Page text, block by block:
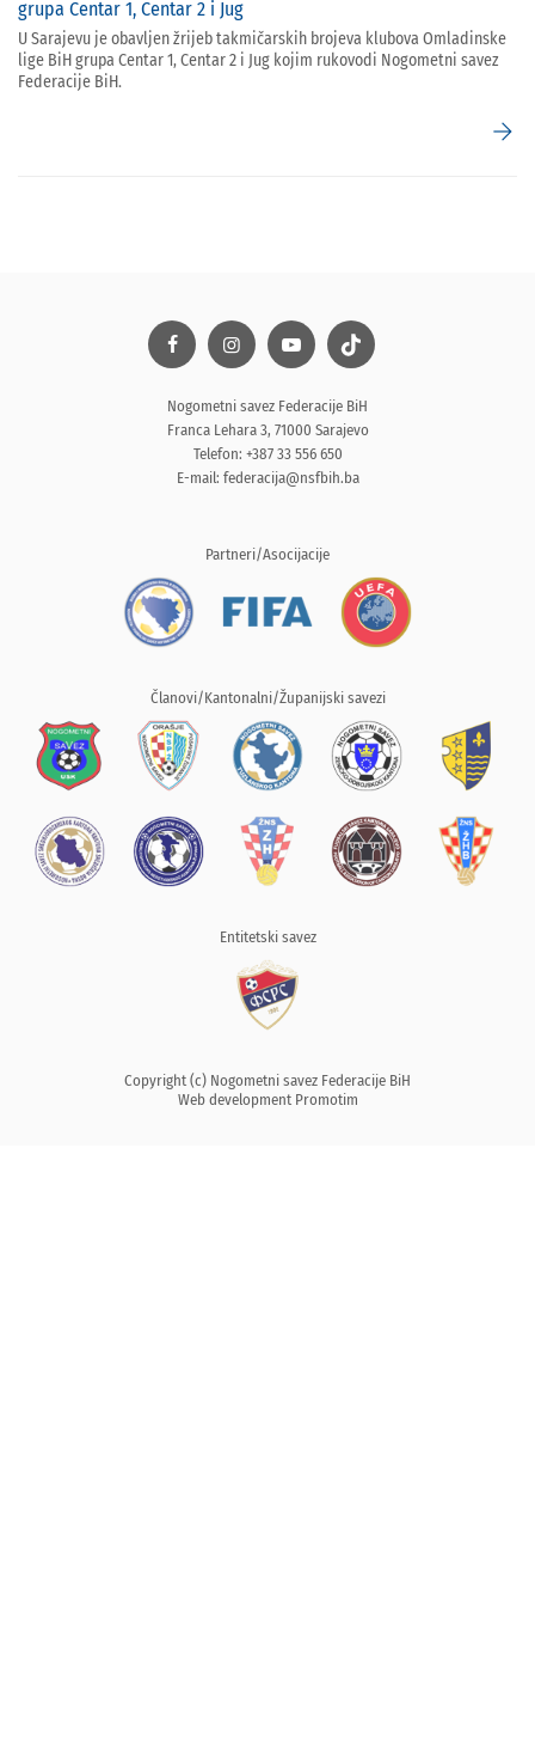
grupa Centar 1, Centar 2 i Jug
U Sarajevu je obavljen žrijeb takmičarskih brojeva klubova Omladinske
lige BiH grupa Centar 1, Centar 2 i Jug kojim rukovodi Nogometni savez
Federacije BiH.
arrow_forward
Nogometni savez Federacije BiH
Franca Lehara 3, 71000 Sarajevo
Telefon: +387 33 556 650
E-mail: federacija@nsfbih.ba
Partneri/Asocijacije
Članovi/Kantonalni/Županijski savezi
Entitetski savez
Copyright (c) Nogometni savez Federacije BiH
Web development Promotim